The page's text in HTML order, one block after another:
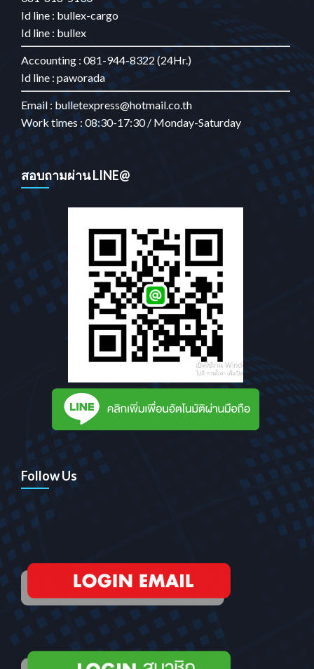
Id line : bullex-cargo
Id line : bullex
Accounting : 081-944-8322 (24Hr.)
Id line : paworada
Email : bulletexpress@hotmail.co.th
Work times : 08:30-17:30 / Monday-Saturday
สอบถามผ่าน LINE@
Follow Us